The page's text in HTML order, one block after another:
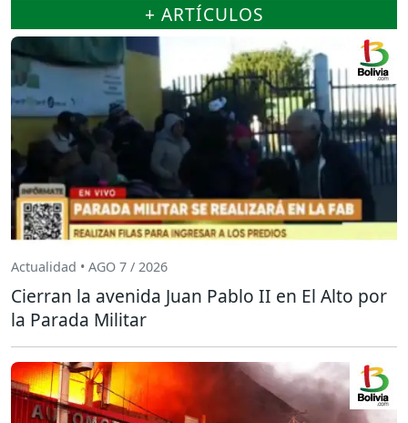
+ ARTÍCULOS
Actualidad • AGO 7 / 2026
Cierran la avenida Juan Pablo II en El Alto por
la Parada Militar